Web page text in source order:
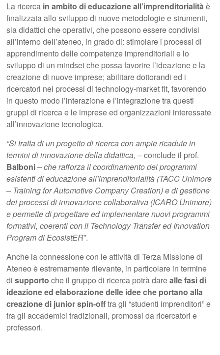
La ricerca in ambito di educazione all’imprenditorialitàè
finalizzata allo sviluppo di nuove metodologie e strumenti,
sia didattici che operativi, che possono essere condivisi
all’interno dell’ateneo, in grado di: stimolare i processi di
apprendimento delle competenze imprenditoriali e lo
sviluppo di un mindset che possa favorire l’ideazione e la
creazione di nuove imprese; abilitare dottorandi ed i
ricercatori nei processi di technology-market fit, favorendo
in questo modo l’interazione e l’integrazione tra questi
gruppi di ricerca e le imprese ed organizzazioni interessate
all’innovazione tecnologica.
“Si tratta di un progetto di ricerca con ampie ricadute in
termini di innovazione della didattica, –conclude il prof.
Balboni– che rafforza ilcoordinamento dei programmi
esistenti di educazione all’imprenditorialità (TACC Unimore
– Training for Automotive Company Creation) e di gestione
dei processi di innovazione collaborativa (ICARO Unimore)
e permette di progettare ed implementare nuovi programmi
formativi, coerenti con il Technology Transfer ed Innovation
Program di EcosistER”.
Anche la connessione con le attività di Terza Missione di
Ateneo è estremamente rilevante, in particolare in termine
disupporto che il gruppo di ricerca potrà darealle fasi di
ideazione ed elaborazione delle idee che portano alla
creazione di junior spin-offtra gli “studenti imprenditori” e
tra gli accademici tradizionali, promossi da ricercatori e
professori.